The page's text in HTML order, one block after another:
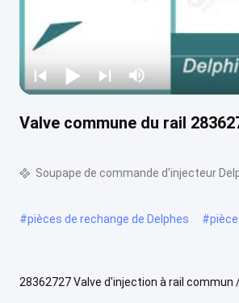
Valve commune du rail
Soupape de commande d'injecteur
#pièces de rechange de Delphes #
28362727 Valve d'injection à rail